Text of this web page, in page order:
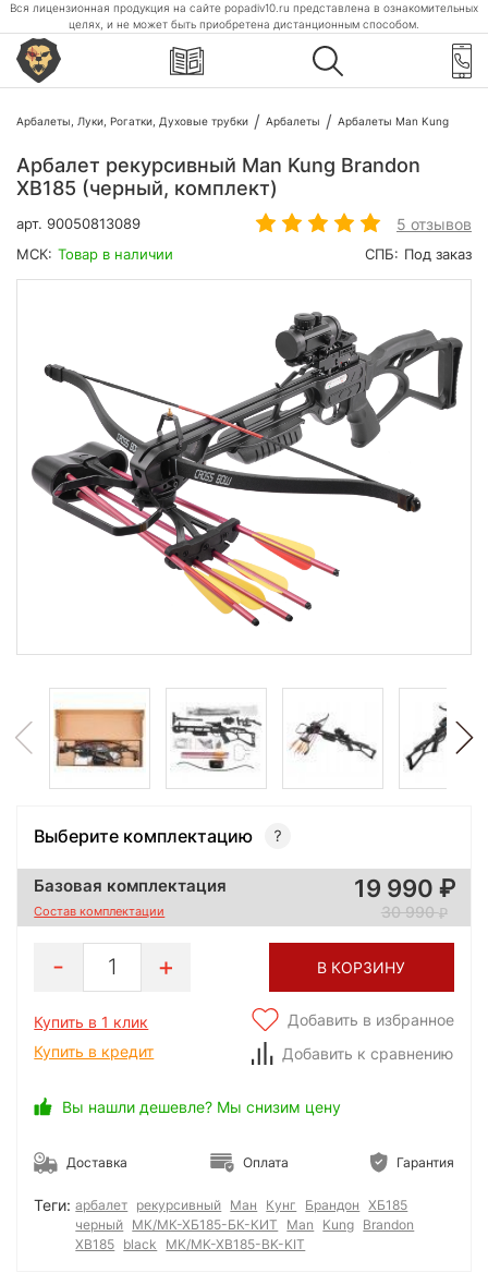
Вся лицензионная продукция на сайте popadiv10.ru представлена в ознакомительных
целях, и не может быть приобретена дистанционным способом.
Арбалеты, Луки, Рогатки, Духовые трубки Арбалеты Арбалеты Man Kung
Арбалет рекурсивный Man Kung Brandon
XB185 (черный, комплект)
арт. 90050813089 5 отзывов
МСК: Товар в наличии СПБ: Под заказ
Выберите комплектацию
Базовая комплектация
Состав комплектации
19 990
30 990
1 В КОРЗИНУ
Купить в 1 клик
Купить в кредит
Добавить в избранное
Добавить к сравнению
Вы нашли дешевле? Мы снизим цену
Доставка Оплата Гарантия
Теги: арбалет рекурсивный Ман Кунг Брандон
ХБ185
черный МК/МК-ХБ185-БК-КИТ Man Kung Brandon
XB185 black MK/MK-XB185-BK-KIT